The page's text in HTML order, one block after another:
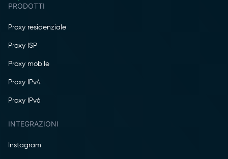
PRODOTTI
Proxy residenziale
Proxy ISP
Proxy mobile
Proxy IPv4
Proxy IPv6
INTEGRAZIONI
Instagram